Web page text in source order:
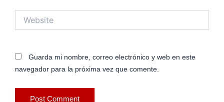
Guarda mi nombre, correo electrónico y web en este
navegador para la próxima vez que comente.